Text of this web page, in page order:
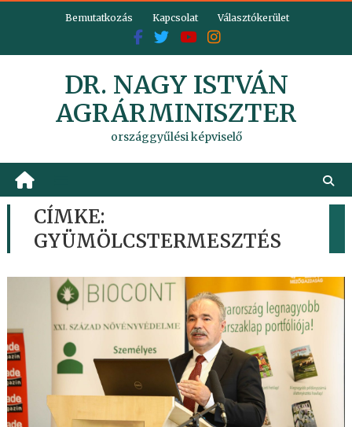
Bemutatkozás Kapcsolat Választókerület
DR. NAGY ISTVÁN
AGRÁRMINISZTER
országgyűlési képviselő
CÍMKE:
GYÜMÖLCSTERMESZTÉS